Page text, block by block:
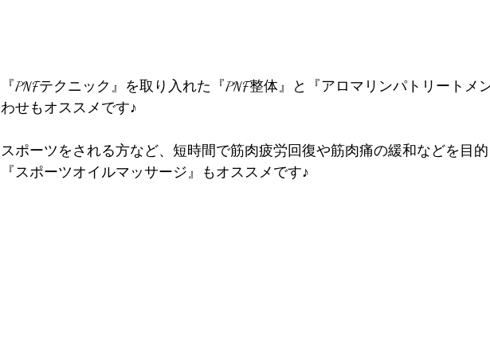
『PNFテクニック』を取り入れた『PNF整体』と『アロマリンパトリートメ
わせもオススメです♪
スポーツをされる方など、短時間で筋肉疲労回復や筋肉痛の緩和などを目
『スポーツオイルマッサージ』もオススメです♪